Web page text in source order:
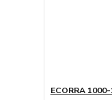
ECORRA 1000-